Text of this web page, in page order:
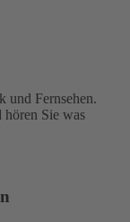
und Fernsehen.
Sie was